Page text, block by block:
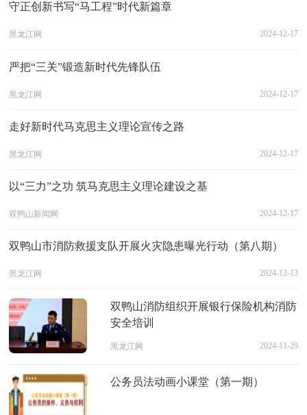
守正创新书写“马工程”时代新篇章
黑龙江网 2024-12-17
严把“三关”锻造新时代先锋队伍
黑龙江网 2024-12-17
走好新时代马克思主义理论宣传之路
黑龙江网 2024-12-17
以“三力”之功 筑马克思主义理论建设之基
双鸭山新闻网 2024-12-17
双鸭山市消防救援支队开展火灾隐患曝光行动（第八期）
黑龙江网 2024-12-13
双鸭山消防组织开展银行保险机构消防
安全培训
黑龙江网 2024-11-29
公务员法动画小课堂（第一期）